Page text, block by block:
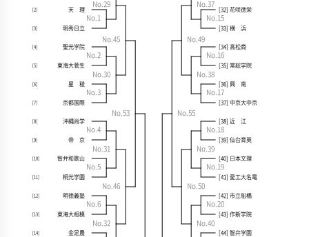
No.1
No.2
No.3
No.4
No.5
No.6
No.15
No.16
No.17
No.18
No.19
No.20
No.29
No.30
No.31
No.32
No.37
No.38
No.39
No.40
No.45
No.46
No.49
No.50
No.53 No.55
[2]
[3]
[4]
[5]
[6]
[7]
[8]
[9]
[10]
[11]
[12]
[13]
[14]
天 理
明秀日立
聖光学院
東海大菅生
星 稜
京都国際
沖縄尚学
帝 京
智弁和歌山
桐光学園
明徳義塾
東海大相模
金足農
[32] 花咲徳栄
[33] 横 浜
[34] 高松商
[35] 常総学院
[36] 興 南
[37] 中京大中京
[38] 近 江
[39] 仙台育英
[40] 日本文理
[41] 愛工大名電
[42] 市立船橋
[43] 作新学院
[44] 智弁学園